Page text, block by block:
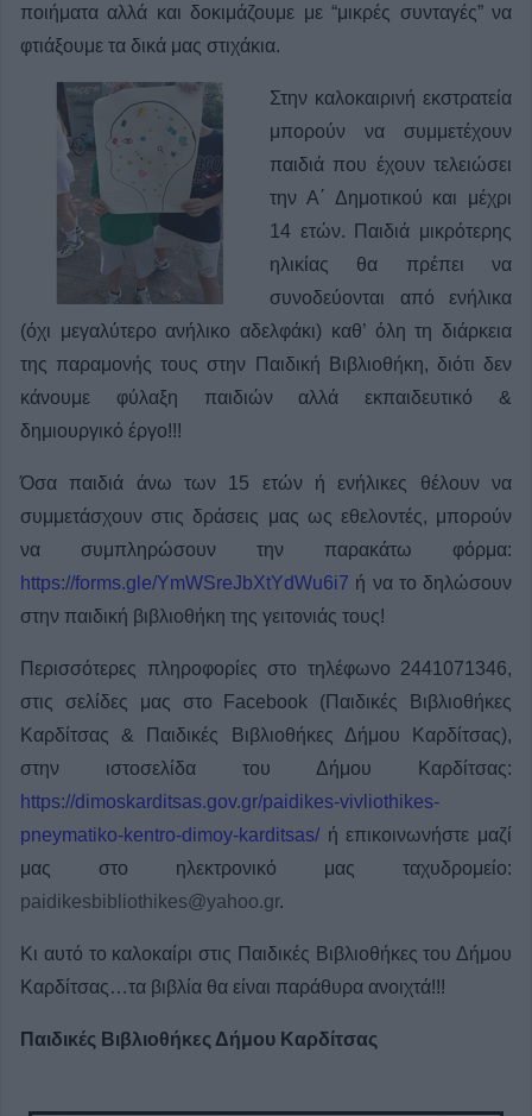
ποιήματα αλλά και δοκιμάζουμε με “μικρές συνταγές” να
φτιάξουμε τα δικά μας στιχάκια.
Στην καλοκαιρινή εκστρατεία
μπορούν να συμμετέχουν
παιδιά που έχουν τελειώσει
την Α΄ Δημοτικού και μέχρι
14 ετών. Παιδιά μικρότερης
ηλικίας θα πρέπει να
συνοδεύονται από ενήλικα
(όχι μεγαλύτερο ανήλικο αδελφάκι) καθ’ όλη τη διάρκεια
της παραμονής τους στην Παιδική Βιβλιοθήκη, διότι δεν
κάνουμε φύλαξη παιδιών αλλά εκπαιδευτικό &
δημιουργικό έργο!!!
Όσα παιδιά άνω των 15 ετών ή ενήλικες θέλουν να
συμμετάσχουν στις δράσεις μας ως εθελοντές, μπορούν
να συμπληρώσουν την παρακάτω φόρμα:
https://forms.gle/YmWSreJbXtYdWu6i7 ή να το δηλώσουν
στην παιδική βιβλιοθήκη της γειτονιάς τους!
Περισσότερες πληροφορίες στο τηλέφωνο 2441071346,
στις σελίδες μας στο Facebook (Παιδικές Βιβλιοθήκες
Καρδίτσας & Παιδικές Βιβλιοθήκες Δήμου Καρδίτσας),
στην ιστοσελίδα του Δήμου Καρδίτσας:
https://dimoskarditsas.gov.gr/paidikes-vivliothikes-
pneymatiko-kentro-dimoy-karditsas/ ή επικοινωνήστε μαζί
μας στο ηλεκτρονικό μας ταχυδρομείο:
paidikesbibliothikes@yahoo.gr.
Κι αυτό το καλοκαίρι στις Παιδικές Βιβλιοθήκες του Δήμου
Καρδίτσας…τα βιβλία θα είναι παράθυρα ανοιχτά!!!
Παιδικές Βιβλιοθήκες Δήμου Καρδίτσας